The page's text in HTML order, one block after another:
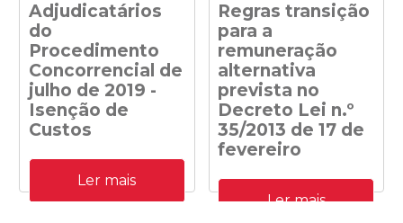
Adjudicatários
do
Procedimento
Concorrencial de
julho de 2019 -
Isenção de
Custos
Adjudicatários do
Procedimento
Concorrencial de julho de
Ler mais
Regras transição
para a
remuneração
alternativa
prevista no
Decreto Lei n.º
35/2013 de 17 de
fevereiro
Despacho n.º
41/DGEG/2020: Regras
Ler mais